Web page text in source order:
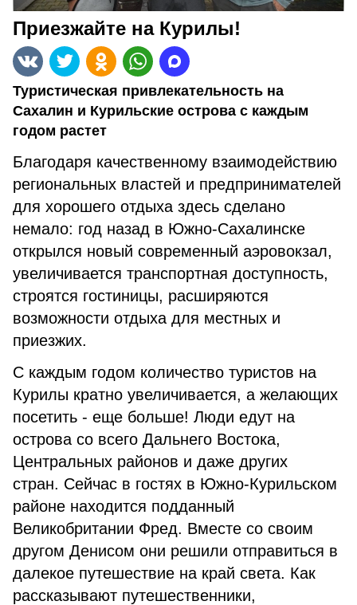
Приезжайте на Курилы!
Туристическая привлекательность на
Сахалин и Курильские острова с каждым
годом растет
Благодаря качественному взаимодействию
региональных властей и предпринимателей
для хорошего отдыха здесь сделано
немало: год назад в Южно-Сахалинске
открылся новый современный аэровокзал,
увеличивается транспортная доступность,
строятся гостиницы, расширяются
возможности отдыха для местных и
приезжих.
С каждым годом количество туристов на
Курилы кратно увеличивается, а желающих
посетить - еще больше! Люди едут на
острова со всего Дальнего Востока,
Центральных районов и даже других
стран. Сейчас в гостях в Южно-Курильском
районе находится подданный
Великобритании Фред. Вместе со своим
другом Денисом они решили отправиться в
далекое путешествие на край света. Как
рассказывают путешественники,